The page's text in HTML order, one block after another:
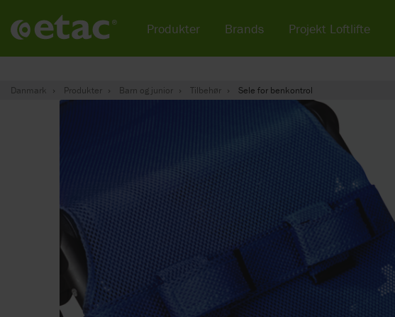
Danmark Produkter Barn og junior Tilbehør Sele for benkontrol
Produkter Brands Projekt Loftlifte